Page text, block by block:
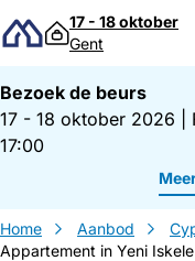
Direct naar inhoud
17 - 18 oktober
Gent
Bezoek de beurs
17 - 18 oktober 2026
17:00
Home Aanbod
Appartement in Yeni Iskele